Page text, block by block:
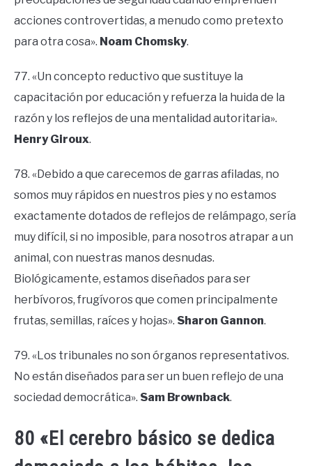
acciones controvertidas, a menudo como pretexto
para otra cosa». Noam Chomsky.
77. «Un concepto reductivo que sustituye la
capacitación por educación y refuerza la huida de la
razón y los reflejos de una mentalidad autoritaria».
Henry Giroux.
78. «Debido a que carecemos de garras afiladas, no
somos muy rápidos en nuestros pies y no estamos
exactamente dotados de reflejos de relámpago, sería
muy difícil, si no imposible, para nosotros atrapar a un
animal, con nuestras manos desnudas.
Biológicamente, estamos diseñados para ser
herbívoros, frugívoros que comen principalmente
frutas, semillas, raíces y hojas». Sharon Gannon.
79. «Los tribunales no son órganos representativos.
No están diseñados para ser un buen reflejo de una
sociedad democrática». Sam Brownback.
80 «El cerebro básico se dedica